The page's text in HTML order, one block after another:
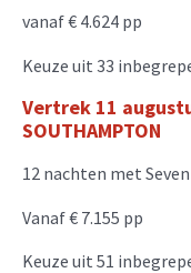
vanaf € 4.624 pp
Keuze uit 33
Vertrek 11
SOUTHAMPTON
12 nachten met
Vanaf € 7.155 pp
Keuze uit 51